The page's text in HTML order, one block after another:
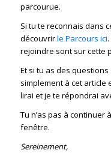
parcourue.
Si tu te reconnais dans
découvrirle Parcours ici
rejoindre sont sur cette
Et si tu as des
simplement à cet article
lirai et je te répondrai
Tu n’as pas à
fenêtre.
Sereinement,